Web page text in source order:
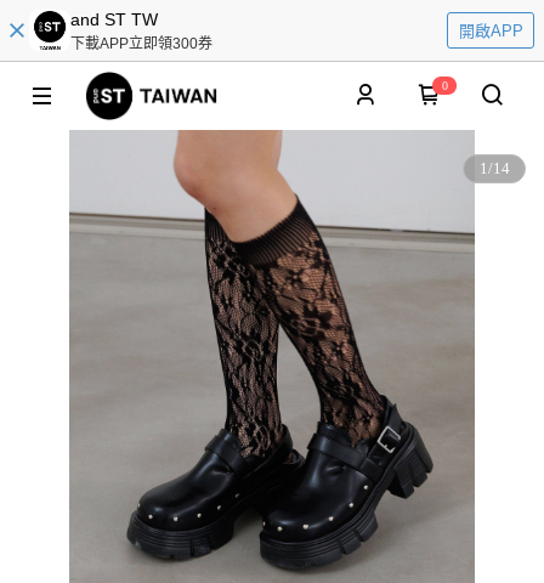
and ST TW
下載APP立即領300券
開啟APP
0
1/14